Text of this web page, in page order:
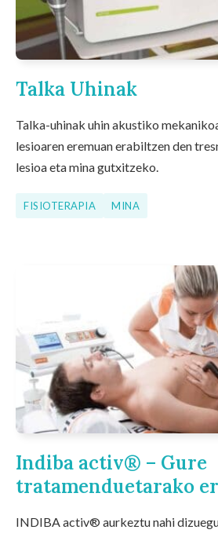
Talka Uhinak
Talka-uhinak uhin akustiko
lesioaren eremuan erabiltzen den
lesioa eta mina gutxitzeko.
FISIOTERAPIA MINA
Indiba activ® – Gure
tratamenduetarako
INDIBA activ® aurkeztu nahi